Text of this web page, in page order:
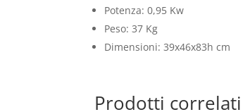
Potenza: 0,95 Kw
Peso: 37 Kg
Dimensioni: 39x46x83h cm
Prodotti correlati